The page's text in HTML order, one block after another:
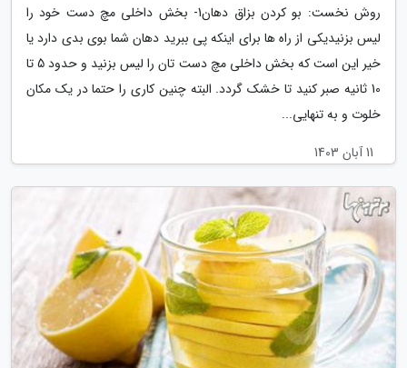
روش نخست: بو کردن بزاق دهان1- بخش داخلی مچ دست خود را
لیس بزنیدیکی از راه ها برای اینکه پی ببرید دهان شما بوی بدی دارد یا
خیر این است که بخش داخلی مچ دست تان را لیس بزنید و حدود 5 تا
10 ثانیه صبر کنید تا خشک گردد. البته چنین کاری را حتما در یک مکان
خلوت و به تنهایی...
11 آبان 1403